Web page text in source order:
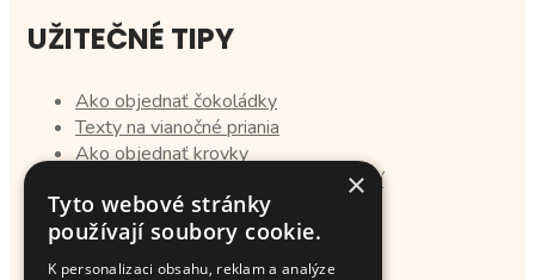
UŽITEČNÉ TIPY
Ako objednať čokoládky
Texty na vianočné priania
Ako objednať krovky
Tipy na darčeky pre svadobných hostí
PRO ZÁKAZNÍKY
×
Tyto webové stránky
používají soubory cookie.
K personalizaci obsahu, reklam a analýze